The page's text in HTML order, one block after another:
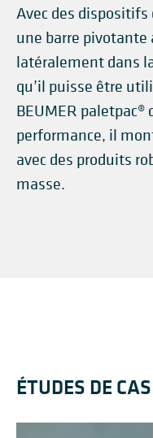
Avec des
une barre pivotante
latéralement dans
qu’il puisse être
BEUMER
performance, il
avec des produits
masse.
ÉTUDES DE CAS